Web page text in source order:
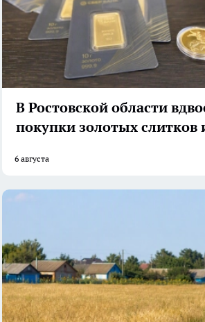
В Ростовской области
покупки золотых слитков
6 августа